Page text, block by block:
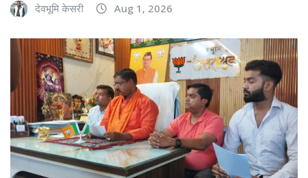
देवभूमि केसरी Aug 1, 2026